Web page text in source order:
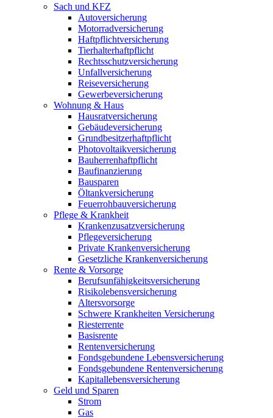
Sach und KFZ
Autoversicherung
Motorradversicherung
Haftpflichtversicherung
Tierhalterhaftpflicht
Rechtsschutzversicherung
Unfallversicherung
Reiseversicherung
Gewerbeversicherung
Wohnung & Haus
Hausratversicherung
Gebäudeversicherung
Grundbesitzerhaftpflicht
Photovoltaikversicherung
Bauherrenhaftpflicht
Baufinanzierung
Bausparen
Öltankversicherung
Feuerrohbauversicherung
Pflege & Krankheit
Krankenzusatzversicherung
Pflegeversicherung
Private Krankenversicherung
Gesetzliche Krankenversicherung
Rente & Vorsorge
Berufs­unfähigkeitsversicherung
Risikolebensversicherung
Altersvorsorge
Schwere Krankheiten Versicherung
Riesterrente
Basisrente
Rentenversicherung
Fondsgebundene Lebensversicherung
Fondsgebundene Rentenversicherung
Kapitallebensversicherung
Geld und Sparen
Strom
Gas